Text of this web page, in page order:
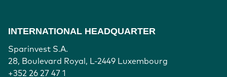
INTERNATIONAL HEADQUARTER
Sparinvest S.A.
28, Boulevard Royal, L-2449 Luxembourg
+352 26 27 47 1